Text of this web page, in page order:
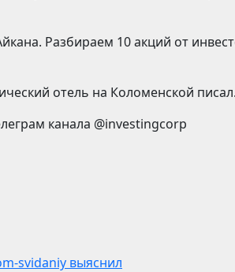
Разбираем 10 акций от
отель на Коломенской
канала @investingcorp
svidaniy выяснил